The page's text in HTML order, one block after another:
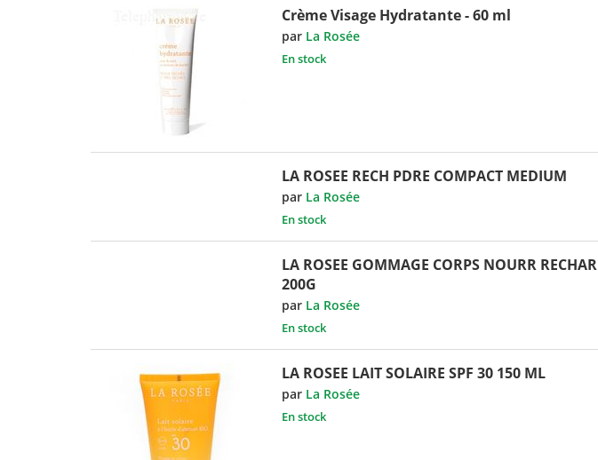
Crème Visage Hydratante - 60 ml
par La Rosée
En stock
LA ROSEE RECH PDRE COMPACT MEDIUM
par La Rosée
En stock
LA ROSEE GOMMAGE CORPS NOURR RECHAR
200G
par La Rosée
En stock
LA ROSEE LAIT SOLAIRE SPF 30 150 ML
par La Rosée
En stock